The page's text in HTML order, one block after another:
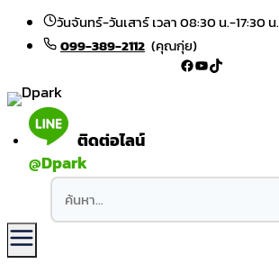
Skip to content
วันจันทร์-วันเสาร์ เวลา 08:30 น.-17:30 น.
099-389-2112 (คุณกุ่ย)
Facebook
YouTube
TikTok
ติดต่อไลน์
@Dpark